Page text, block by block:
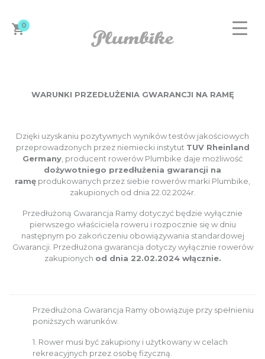
0
ZAPROJEKTUJ ROWER
MĘSKIE
SALE
NOWOŚCI
WARUNKI PRZEDŁUŻENIA GWARANCJI NA RAMĘ
Dzięki uzyskaniu pozytywnych wyników testów jakościowych
przeprowadzonych przez niemiecki instytut TUV Rheinland
Germany , producent rowerów Plumbike daje możliwość
dożywotniego przedłużenia gwarancji na
ramę produkowanych przez siebie rowerów marki Plumbike,
zakupionych od dnia 22.02.2024r.
Przedłużoną Gwarancja Ramy dotyczyć będzie wyłącznie
pierwszego właściciela roweru i rozpocznie się w dniu
następnym po zakończeniu obowiązywania standardowej
Gwarancji. Przedłużona gwarancja dotyczy wyłącznie rowerów
zakupionych od dnia 22.02.2024 włącznie.
Przedłużona Gwarancja Ramy obowiązuje przy spełnieniu
poniższych warunków.
1. Rower musi być zakupiony i użytkowany w celach
rekreacyjnych przez osobę fizyczną.